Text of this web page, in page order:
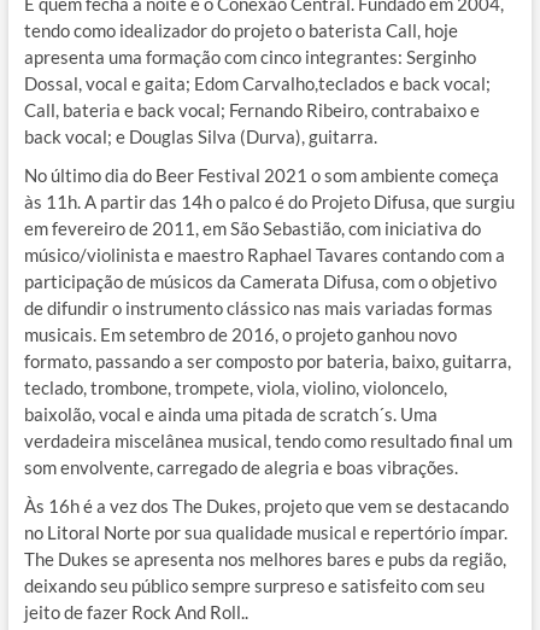
tendo como idealizador do projeto o baterista Call, hoje
apresenta uma formação com cinco integrantes: Serginho
Dossal, vocal e gaita; Edom Carvalho,teclados e back vocal;
Call, bateria e back vocal; Fernando Ribeiro, contrabaixo e
back vocal; e Douglas Silva (Durva), guitarra.
No último dia do Beer Festival 2021 o som ambiente começa
às 11h. A partir das 14h o palco é do Projeto Difusa, que surgiu
em fevereiro de 2011, em São Sebastião, com iniciativa do
músico/violinista e maestro Raphael Tavares contando com a
participação de músicos da Camerata Difusa, com o objetivo
de difundir o instrumento clássico nas mais variadas formas
musicais. Em setembro de 2016, o projeto ganhou novo
formato, passando a ser composto por bateria, baixo, guitarra,
teclado, trombone, trompete, viola, violino, violoncelo,
baixolão, vocal e ainda uma pitada de scratch´s. Uma
verdadeira miscelânea musical, tendo como resultado final um
som envolvente, carregado de alegria e boas vibrações.
Às 16h é a vez dos The Dukes, projeto que vem se destacando
no Litoral Norte por sua qualidade musical e repertório ímpar.
The Dukes se apresenta nos melhores bares e pubs da região,
deixando seu público sempre surpreso e satisfeito com seu
jeito de fazer Rock And Roll..